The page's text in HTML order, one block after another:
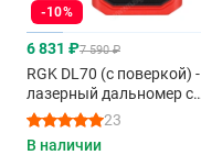
-10%
6 831 ₽7 590 ₽
RGK DL70 (с поверкой) -
лазерный дальномер с
красным лучом
23
В наличии